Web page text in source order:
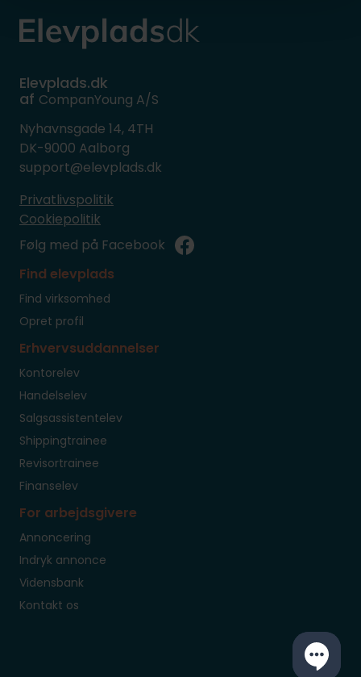
Elevplads.dk
af CompanYoung A/S
Nyhavnsgade 14, 4TH
DK-9000 Aalborg
support@elevplads.dk
Privatlivspolitik
Cookiepolitik
Følg med på Facebook
Find elevplads
Find virksomhed
Opret profil
Erhvervsuddannelser
Kontorelev
Handelselev
Salgsassistentelev
Shippingtrainee
Revisortrainee
Finanselev
For arbejdsgivere
Annoncering
Indryk annonce
Vidensbank
Kontakt os